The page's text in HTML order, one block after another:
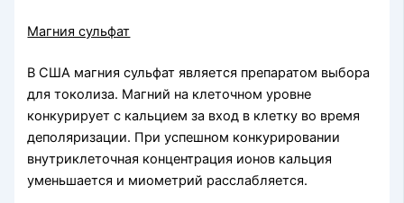
Магния сульфат
В США магния сульфат является препаратом выбора
для токолиза. Магний на клеточном уровне
конкурирует с кальцием за вход в клетку во время
деполяризации. При успешном конкурировании
внутриклеточная концентрация ионов кальция
уменьшается и миометрий расслабляется.